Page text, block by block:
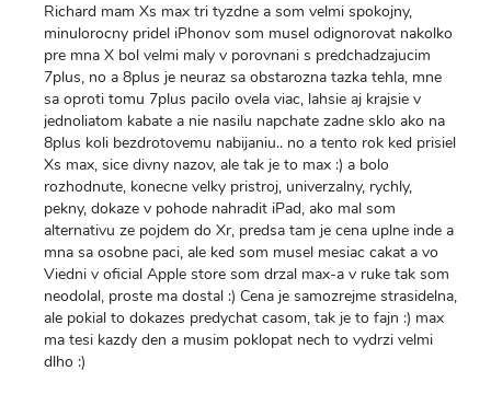
Richard mam Xs max tri tyzdne a som velmi spokojny,
minulorocny pridel iPhonov som musel odignorovat nakolko
pre mna X bol velmi maly v porovnani s predchadzajucim
7plus, no a 8plus je neuraz sa obstarozna tazka tehla, mne
sa oproti tomu 7plus pacilo ovela viac, lahsie aj krajsie v
jednoliatom kabate a nie nasilu napchate zadne sklo ako na
8plus koli bezdrotovemu nabijaniu.. no a tento rok ked prisiel
Xs max, sice divny nazov, ale tak je to max :) a bolo
rozhodnute, konecne velky pristroj, univerzalny, rychly,
pekny, dokaze v pohode nahradit iPad, ako mal som
alternativu ze pojdem do Xr, predsa tam je cena uplne inde a
mna sa osobne paci, ale ked som musel mesiac cakat a vo
Viedni v oficial Apple store som drzal max-a v ruke tak som
neodolal, proste ma dostal :) Cena je samozrejme strasidelna,
ale pokial to dokazes predychat casom, tak je to fajn :) max
ma tesi kazdy den a musim poklopat nech to vydrzi velmi
dlho :)